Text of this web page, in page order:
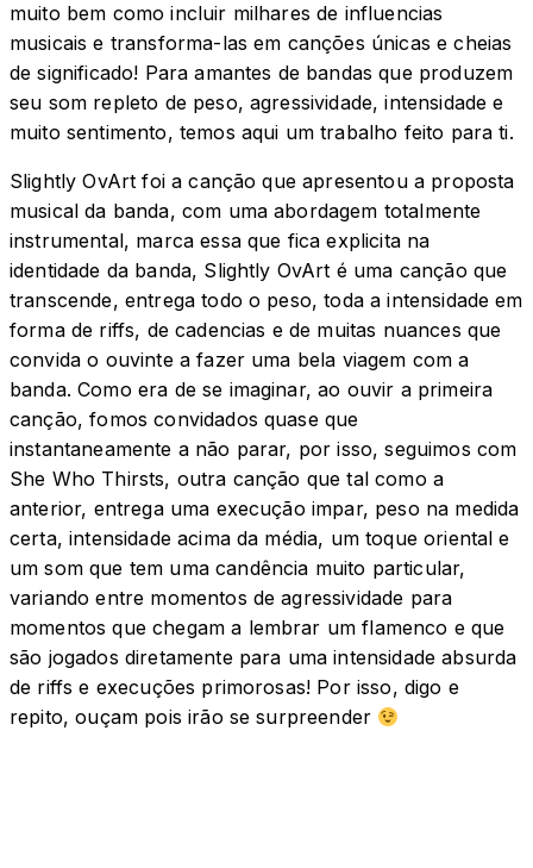
muito bem como incluir milhares de influencias
musicais e transforma-las em canções únicas e cheias
de significado! Para amantes de bandas que produzem
seu som repleto de peso, agressividade, intensidade e
muito sentimento, temos aqui um trabalho feito para ti.
Slightly OvArt foi a canção que apresentou a proposta
musical da banda, com uma abordagem totalmente
instrumental, marca essa que fica explicita na
identidade da banda, Slightly OvArt é uma canção que
transcende, entrega todo o peso, toda a intensidade em
forma de riffs, de cadencias e de muitas nuances que
convida o ouvinte a fazer uma bela viagem com a
banda. Como era de se imaginar, ao ouvir a primeira
canção, fomos convidados quase que
instantaneamente a não parar, por isso, seguimos com
She Who Thirsts, outra canção que tal como a
anterior, entrega uma execução impar, peso na medida
certa, intensidade acima da média, um toque oriental e
um som que tem uma candência muito particular,
variando entre momentos de agressividade para
momentos que chegam a lembrar um flamenco e que
são jogados diretamente para uma intensidade absurda
de riffs e execuções primorosas! Por isso, digo e
repito, ouçam pois irão se surpreender